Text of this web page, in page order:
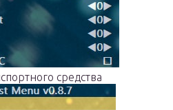
средства